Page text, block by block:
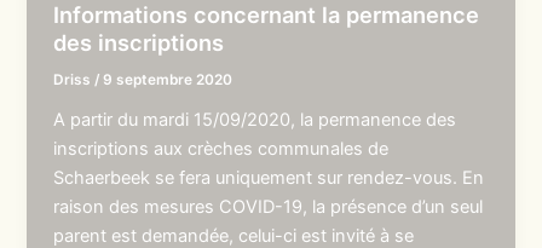
Informations concernant la permanence
des inscriptions
Driss / 9 septembre 2020
A partir du mardi 15/09/2020, la permanence des
inscriptions aux crèches communales de
Schaerbeek se fera uniquement sur rendez-vous. En
raison des mesures COVID-19, la présence d’un seul
parent est demandée, celui-ci est invité à se